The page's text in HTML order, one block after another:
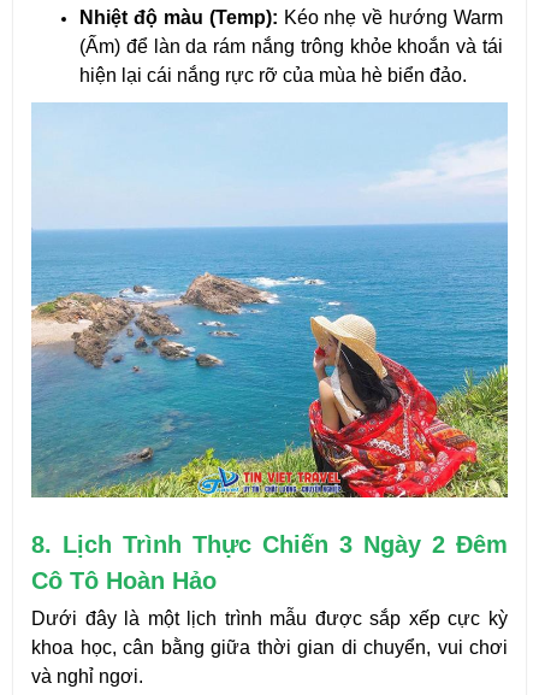
Nhiệt độ màu (Temp): Kéo nhẹ về hướng Warm
(Ấm) để làn da rám nắng trông khỏe khoắn và tái
hiện lại cái nắng rực rỡ của mùa hè biển đảo.
8. Lịch Trình Thực Chiến 3 Ngày 2 Đêm
Cô Tô Hoàn Hảo
Dưới đây là một lịch trình mẫu được sắp xếp cực kỳ
khoa học, cân bằng giữa thời gian di chuyển, vui chơi
và nghỉ ngơi.